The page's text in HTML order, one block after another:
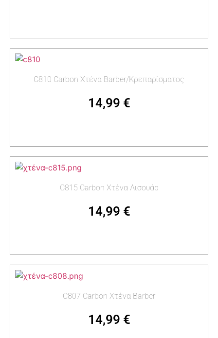
C810 Carbon Χτένα Barber/Κρεπαρίσματος
14,99 €
C815 Carbon Χτένα Λισουάρ
14,99 €
C807 Carbon Χτένα Barber
14,99 €